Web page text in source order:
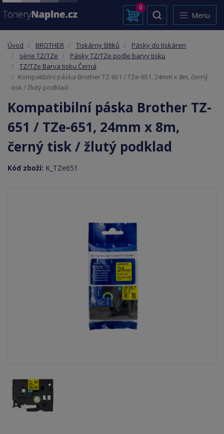
0
Menu
Úvod BROTHER Tiskárny štítků
Pásky do tiskáren
série TZ/TZe
Pásky TZ/TZe podle barvy tisku
TZ/TZe Barva tisku Černá
Kompatibilní páska Brother TZ-651 / TZe-651, 24mm x 8m, černý
tisk / žlutý podklad
Kompatibilní páska Brother TZ-
651 / TZe-651, 24mm x 8m,
černý tisk / žlutý podklad
Kód zboží: K_TZe651